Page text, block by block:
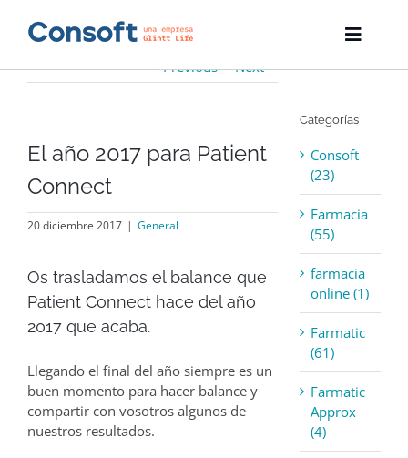
Toggle
Servicios
Empresa
Previous Next
El año 2017 para Patient
Connect
20 diciembre 2017 | General
Os trasladamos el balance que
Patient Connect hace del año
2017 que acaba.
Llegando el final del año siempre es un
buen momento para hacer balance y
compartir con vosotros algunos de
nuestros resultados.
Categorías
Consoft
(23)
Farmacia
(55)
farmacia
online (1)
Farmatic
(61)
Farmatic
Approx
(4)